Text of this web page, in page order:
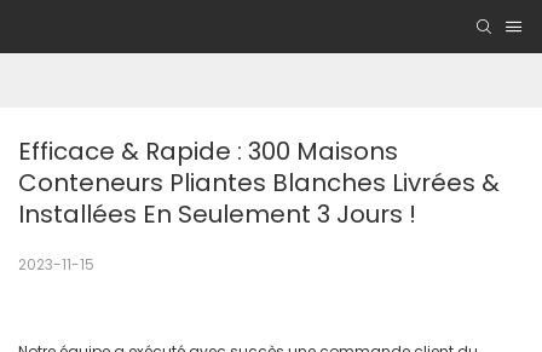
Efficace & Rapide : 300 Maisons
Conteneurs Pliantes Blanches Livrées &
Installées En Seulement 3 Jours !
2023-11-15